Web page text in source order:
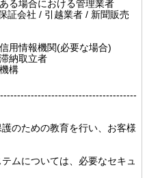
る場合における管理業者
証会社 / 引越業者 / 新聞販売
用情報機関(必要な場合)
納取立者
構
のための教育を行い、お客様
ムについては、必要なセキュ